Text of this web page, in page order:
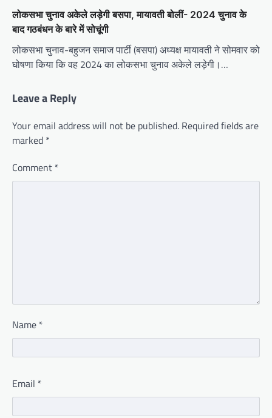
लोकसभा चुनाव अकेले लड़ेगी बसपा, मायावती बोलीं- 2024 चुनाव के
बाद गठबंधन के बारे में सोचूंगी
लोकसभा चुनाव-बहुजन समाज पार्टी (बसपा) अध्यक्ष मायावती ने सोमवार को
घोषणा किया कि वह 2024 का लोकसभा चुनाव अकेले लड़ेगी।…
Leave a Reply
Your email address will not be published. Required fields are
marked *
Comment *
Name *
Email *